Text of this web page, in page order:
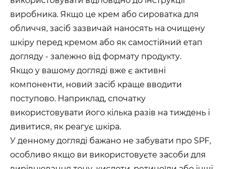
виробника. Якщо це крем або сироватка для
обличчя, засіб зазвичай наносять на очищену
шкіру перед кремом або як самостійний етап
догляду - залежно від формату продукту.
Якщо у вашому догляді вже є активні
компоненти, новий засіб краще вводити
поступово. Наприклад, спочатку
використовувати його кілька разів на тиждень і
дивитися, як реагує шкіра.
У денному догляді бажано не забувати про SPF,
особливо якщо ви використовуєте засоби для